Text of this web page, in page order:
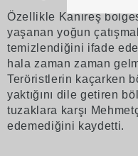
Özellikle Kanireş
yaşanan yoğun
temizlendiğini ifade
hala zaman zaman
Teröristlerin kaçarken
yaktığını dile getiren
tuzaklara karşı
edemediğini kaydetti.